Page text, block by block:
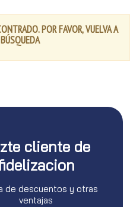
POR FAVOR, VUELVA A
cliente de
de descuentos y otras
ventajas